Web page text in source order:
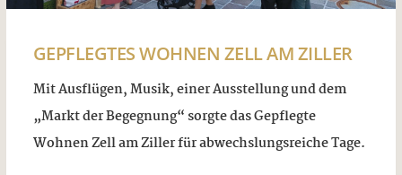
GEPFLEGTES WOHNEN ZELL AM ZILLER
Mit Ausflügen, Musik, einer Ausstellung und dem
„Markt der Begegnung“ sorgte das Gepflegte
Wohnen Zell am Ziller für abwechslungsreiche Tage.